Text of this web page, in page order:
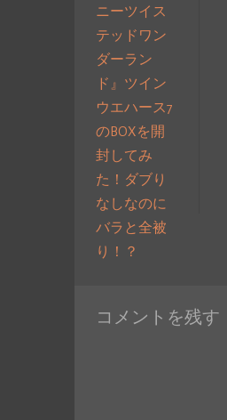
ニーツイス
テッドワン
ダーラン
ド』ツイン
ウエハース7
のBOXを開
封してみ
た！ダブり
なしなのに
バラと全被
り！？
投
コメントを残す